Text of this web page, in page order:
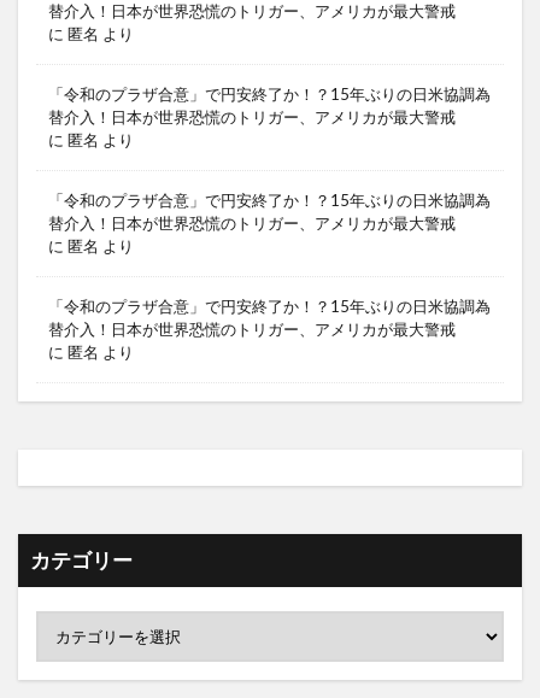
替介入！日本が世界恐慌のトリガー、アメリカが最大警戒
に 匿名 より
「令和のプラザ合意」で円安終了か！？15年ぶりの日米協調為
替介入！日本が世界恐慌のトリガー、アメリカが最大警戒
に 匿名 より
「令和のプラザ合意」で円安終了か！？15年ぶりの日米協調為
替介入！日本が世界恐慌のトリガー、アメリカが最大警戒
に 匿名 より
「令和のプラザ合意」で円安終了か！？15年ぶりの日米協調為
替介入！日本が世界恐慌のトリガー、アメリカが最大警戒
に 匿名 より
カテゴリー